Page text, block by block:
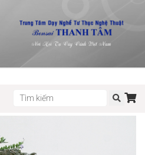
Unifoliatum - LS-13